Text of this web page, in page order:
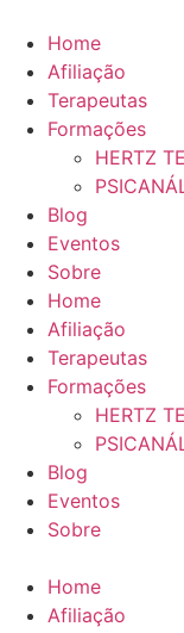
para
conteúdo
Home
Afiliação
Terapeutas
Formações
HERTZ
Blog
Eventos
Sobre
Home
Afiliação
Terapeutas
Formações
HERTZ
Blog
Eventos
Sobre
Home
Afiliação